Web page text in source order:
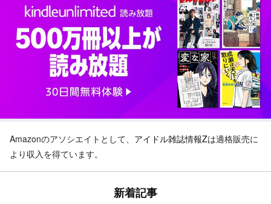
Amazonのアソシエイトとして、 アイドル雑誌情報Zは適格販売に
より収入を得ています。
新着記事